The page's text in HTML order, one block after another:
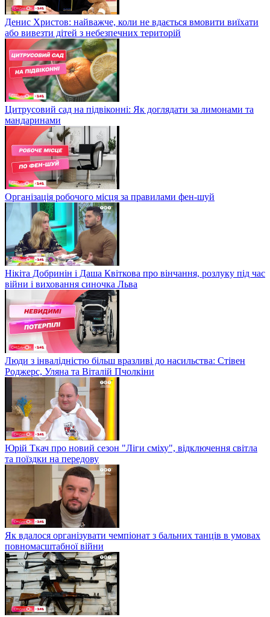
Денис Христов: найважче, коли не вдається вмовити виїхати
або вивезти дітей з небезпечних територій
Цитрусовий сад на підвіконні: Як доглядати за лимонами та
мандаринами
Організація робочого місця за правилами фен-шуй
Нікіта Добринін і Даша Квіткова про вінчання, розлуку під час
війни і виховання синочка Льва
Люди з інвалідністю більш вразливі до насильства: Стівен
Роджерс, Уляна та Віталій Пчолкіни
Юрій Ткач про новий сезон "Ліги сміху", відключення світла
та поїздки на передову
Як вдалося організувати чемпіонат з бальних танців в умовах
повномасштабної війни